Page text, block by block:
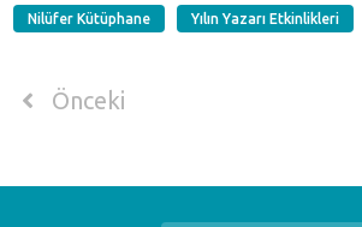
Nilüfer Kütüphane Yılın Yazarı Etkinlikleri
Önceki